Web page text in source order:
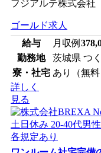
フジアルテ株式会
ゴールド求人
給与
月収例
勤務地
茨城県 つ
寮・社宅 あり（無料
詳しく
見る